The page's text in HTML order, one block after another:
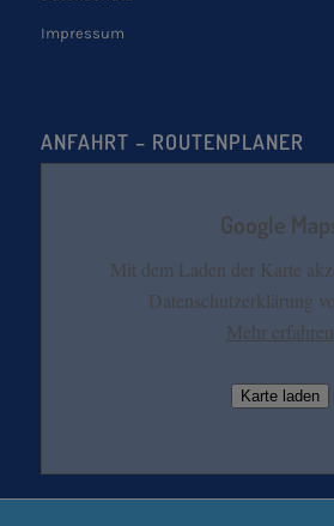
Impressum
ANFAHRT – ROUTENPLANER
Google
Mit dem Laden der Karte
Datenschutzerklärung
Mehr erfahren
Karte laden